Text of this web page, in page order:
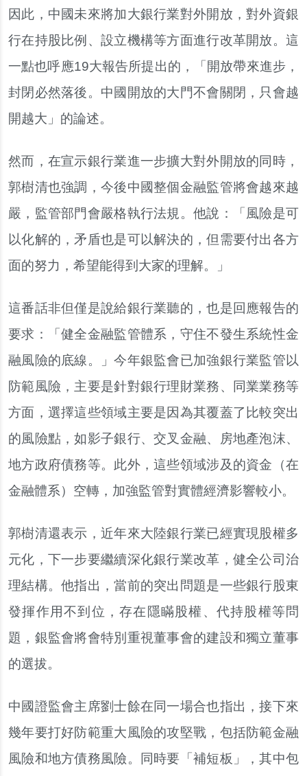
因此，中國未來將加大銀行業對外開放，對外資銀
行在持股比例、設立機構等方面進行改革開放。這
一點也呼應19大報告所提出的，「開放帶來進步，
封閉必然落後。中國開放的大門不會關閉，只會越
開越大」的論述。
然而，在宣示銀行業進一步擴大對外開放的同時，
郭樹清也強調，今後中國整個金融監管將會越來越
嚴，監管部門會嚴格執行法規。他說：「風險是可
以化解的，矛盾也是可以解決的，但需要付出各方
面的努力，希望能得到大家的理解。」
這番話非但僅是說給銀行業聽的，也是回應報告的
要求：「健全金融監管體系，守住不發生系統性金
融風險的底線。」今年銀監會已加強銀行業監管以
防範風險，主要是針對銀行理財業務、同業業務等
方面，選擇這些領域主要是因為其覆蓋了比較突出
的風險點，如影子銀行、交叉金融、房地產泡沫、
地方政府債務等。此外，這些領域涉及的資金（在
金融體系）空轉，加強監管對實體經濟影響較小。
郭樹清還表示，近年來大陸銀行業已經實現股權多
元化，下一步要繼續深化銀行業改革，健全公司治
理結構。他指出，當前的突出問題是一些銀行股東
發揮作用不到位，存在隱瞞股權、代持股權等問
題，銀監會將會特別重視董事會的建設和獨立董事
的選拔。
中國證監會主席劉士餘在同一場合也指出，接下來
幾年要打好防範重大風險的攻堅戰，包括防範金融
風險和地方債務風險。同時要「補短板」，其中包